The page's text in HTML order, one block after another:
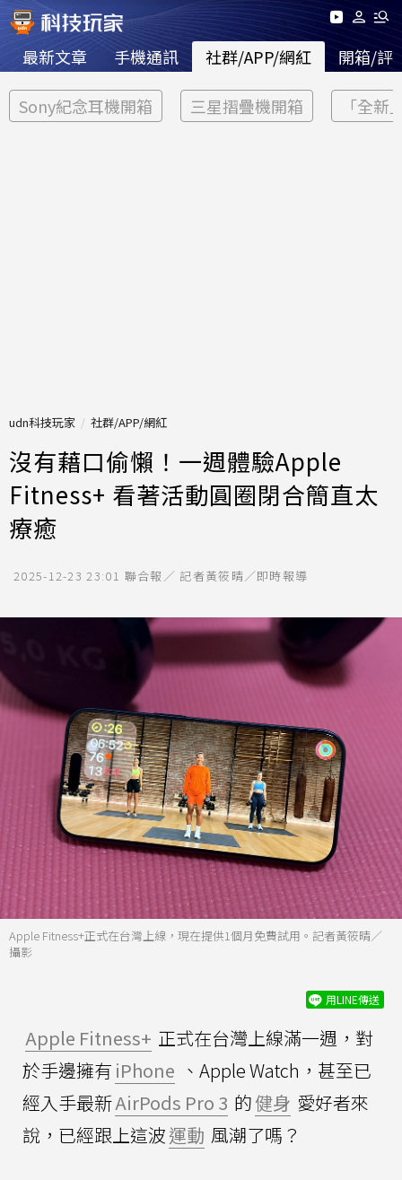
最新文章 手機通訊 社群/APP/網紅 開箱/評
Sony紀念耳機開箱 三星摺疊機開箱 「全新
udn科技玩家 社群/APP/網紅
沒有藉口偷懶！一週體驗Apple
Fitness+ 看著活動圓圈閉合簡直太
療癒
2025-12-23 23:01 聯合報／ 記者黃筱晴／即時報導
Apple Fitness+正式在台灣上線，現在提供1個月免費試用。記者黃筱晴／
攝影
用LINE傳送
Apple Fitness+ 正式在台灣上線滿一週，對
於手邊擁有 iPhone 、Apple Watch，甚至已
經入手最新AirPods Pro 3 的健身 愛好者來
說，已經跟上這波運動 風潮了嗎？